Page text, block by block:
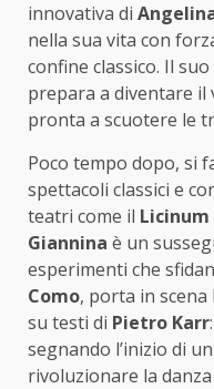
innovativa di
nella sua vita con
confine classico. Il
prepara a diventare il
pronta a scuotere le
Poco tempo dopo, si
spettacoli classici e
teatri come il Licinum
Giannina è un
esperimenti che
Como, porta in scena
su testi di Pietro Karr
segnando l’inizio di
rivoluzionare la